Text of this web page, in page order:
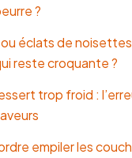
?
éclats de
reste croquante ?
trop froid :
empiler les